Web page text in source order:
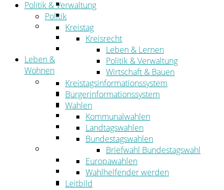
Straßen- und Radwegebau
Landwirtschaft
Tourismus
Freizeit und Urlaub im Landkreis
Veranstaltungen
Leben &
Wohnen
Leben
Migration
Schulen, Bildung, Sport und Kultur
Soziales
Gesundheit
Jugend, Familie und Senioren
Bauen und Planen
Abfall
Verkehr
Politik & Verwaltung
Politik
Kreistag
Kreisrecht
Leben & Lernen
Politik & Verwaltung
Wirtschaft & Bauen
Kreistagsinformationssystem
Bürgerinformationssystem
Wahlen
Kommunalwahlen
Landtagswahlen
Bundestagswahlen
Briefwahl Bundestagswahl
Europawahlen
Wahlhelfender werden
Leitbild